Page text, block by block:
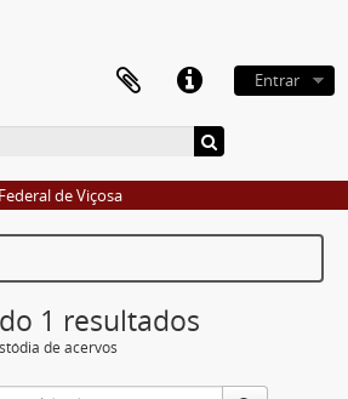
Entrar
de Viçosa
1 resultados
de acervos